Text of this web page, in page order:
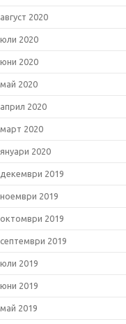
август 2020
юли 2020
юни 2020
май 2020
април 2020
март 2020
януари 2020
декември 2019
ноември 2019
октомври 2019
септември 2019
юли 2019
юни 2019
май 2019